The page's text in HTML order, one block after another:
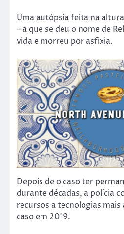
Uma autópsia feita na
– a que se deu o nome de
vida e morreu por asfixia.
Depois de o caso ter
durante décadas, a polícia
recursos a tecnologias
caso em 2019.